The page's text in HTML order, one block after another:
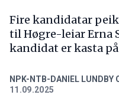
Fire kandidatar
til Høgre-leiar Erna
kandidat er kasta
NPK-NTB-DANIEL LUNDBY
11.09.2025